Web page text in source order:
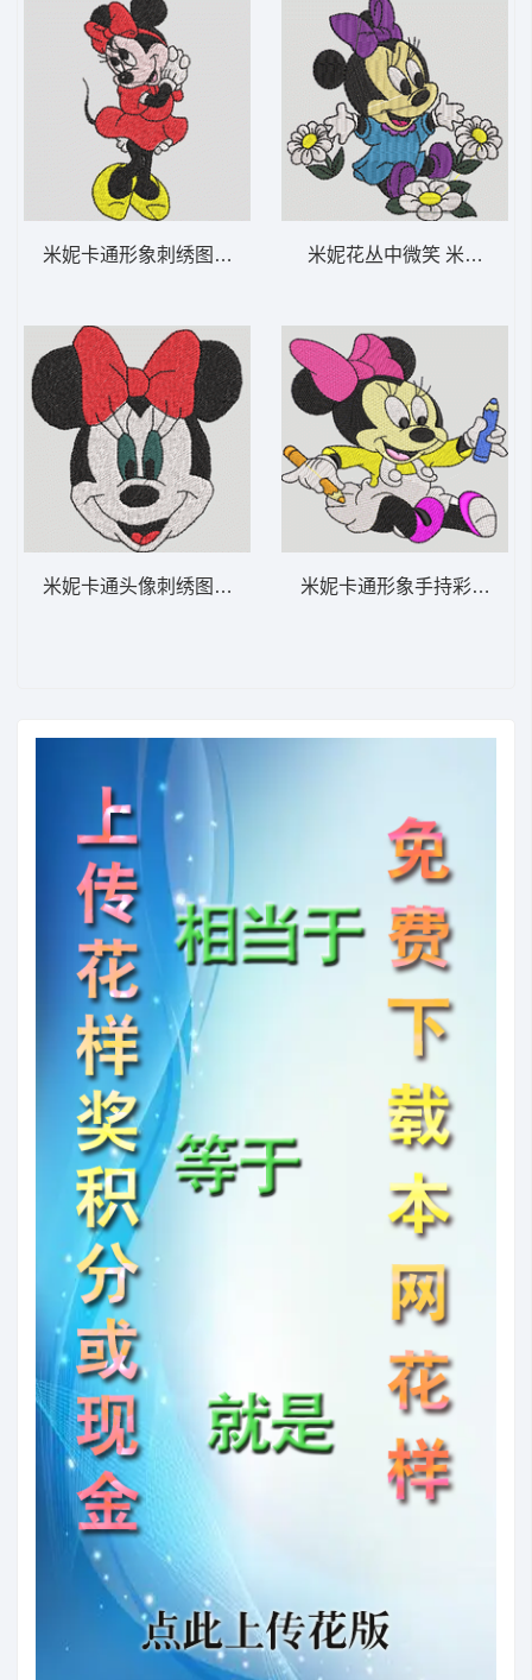
米妮卡通形象刺绣图案 米妮 39-DST格式
米妮卡通头像刺绣图案 米妮 38-DST格式
米妮花丛中微笑 米妮 25-
米妮卡通形象手持彩色铅